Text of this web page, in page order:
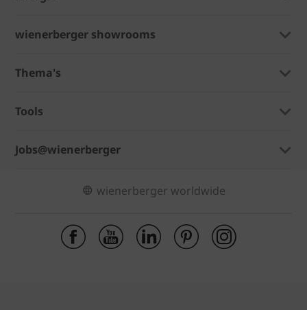
wienerberger showrooms
Thema's
Tools
Jobs@wienerberger
wienerberger worldwide